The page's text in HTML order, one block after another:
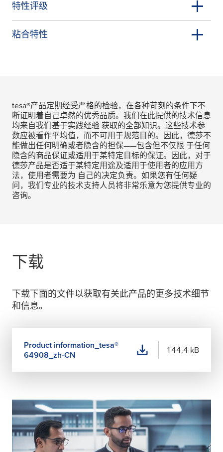
特性评级
粘合特性
tesa®产品定期经受严格的检验，在各种苛刻的条件下不
断证明着自己卓然的优秀品质。我们在此提供的技术信息
均来自我们基于实践经验 获取的全部知识。这些技术参
数应被看作平均值，而不可用于规范目的。因此，德莎不
能做出任何明确或者隐含的担保——包含但不仅限 于任何
隐含的商品保证或适用于某特定目标的保证。因此，对于
德莎产品是否适于某特定用途及适用于使用者的应用方
法，使用者需要为 自己的决定负责。如果您有任何疑
问，我们专业的技术支持人员将非常乐意为您提供专业的
咨询。
下载
下载下面的文件以获取有关此产品的更多技术细节
和信息。
Product information_ tesa®
64908_zh-CN
144.4 kB